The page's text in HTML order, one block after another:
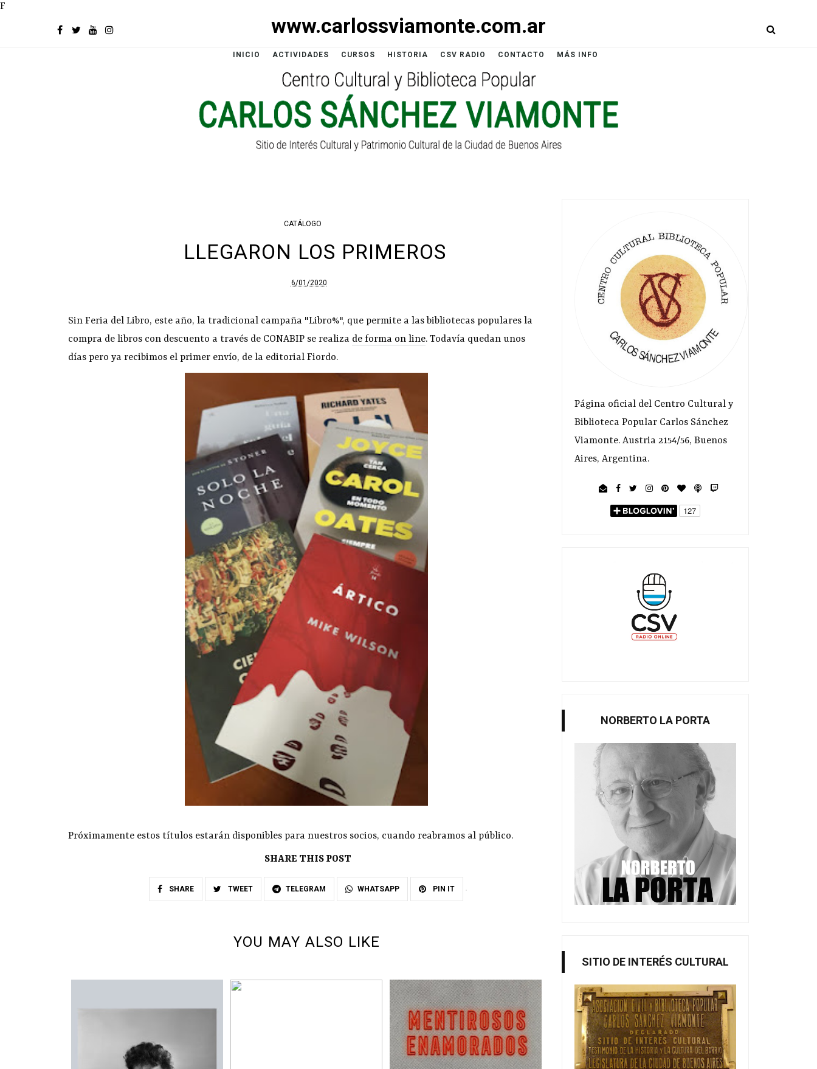
F
www.carlossviamonte.com.ar
INICIO ACTIVIDADES CURSOS HISTORIA CSV RADIO CONTACTO MÁS INFO
CATÁLOGO
LLEGARON LOS PRIMEROS
6/01/2020
Sin Feria del Libro, este año, la tradicional campaña "Libro%", que permite a las bibliotecas populares la
compra de libros con descuento a través de CONABIP se realiza de forma on line. Todavía quedan unos
días pero ya recibimos el primer envío, de la editorial Fiordo.
Próximamente estos títulos estarán disponibles para nuestros socios, cuando reabramos al público.
SHARE THIS POST
SHARE TWEET TELEGRAM WHATSAPP PIN IT
YOU MAY ALSO LIKE
Página oficial del Centro Cultural y
Biblioteca Popular Carlos Sánchez
Viamonte. Austria 2154/56, Buenos
Aires, Argentina.
NORBERTO LA PORTA
SITIO DE INTERÉS CULTURAL